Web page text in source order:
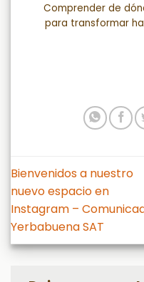
Comprender de
para transformar
Bienvenidos a nuestro
nuevo espacio en
Instagram –
Yerbabuena SAT